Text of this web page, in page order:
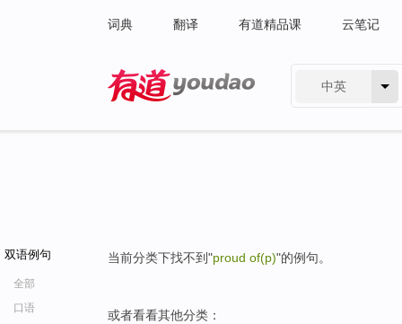
词典 翻译 有道精品课 云笔记
中英
双语例句
全部
口语
当前分类下找不到"proud of(p)"的例句。
或者看看其他分类：